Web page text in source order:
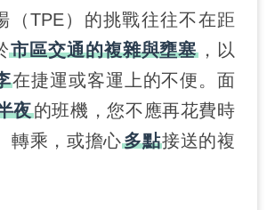
（TPE）的挑戰往往不在距
市區交通的複雜與壅塞 ，以
在捷運或客運上的不便。面
夜的班機，您不應再花費時
轉乘，或擔心多點接送的複